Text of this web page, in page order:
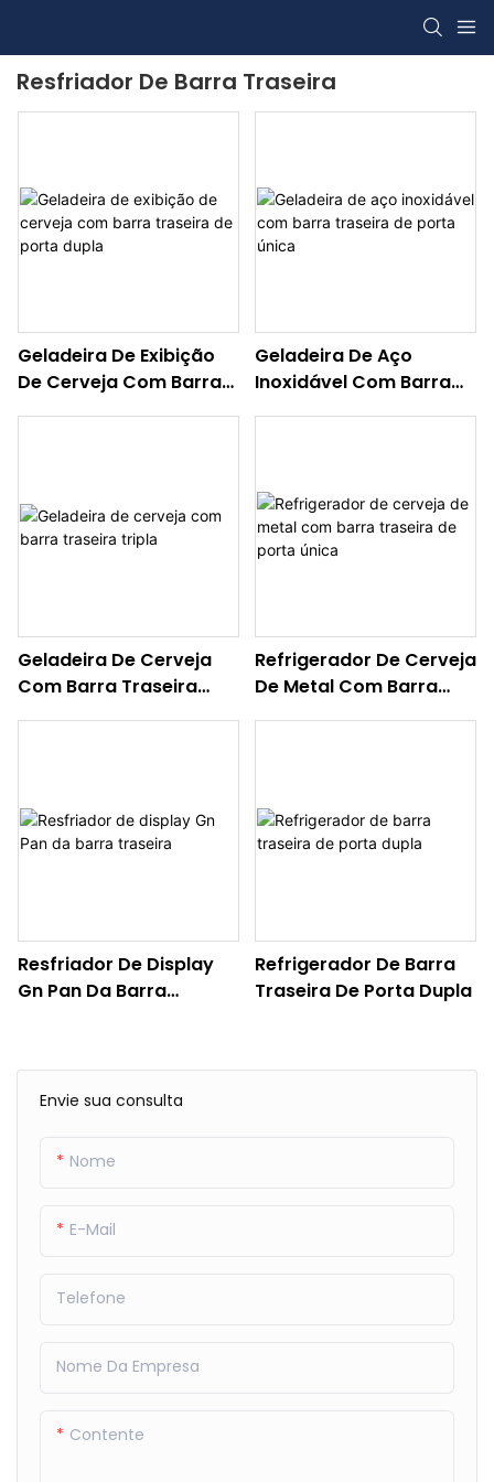
Resfriador De Barra Traseira
Envie sua consulta
Nome
E-Mail
Telefone
Nome Da Empresa
Contente
Geladeira De Exibição
De Cerveja Com Barra
Geladeira De Aço
Inoxidável Com Barra
Geladeira De Cerveja
Com Barra Traseira
Refrigerador De Cerveja
De Metal Com Barra
Resfriador De Display
Gn Pan Da Barra
Refrigerador De Barra
Traseira De Porta Dupla